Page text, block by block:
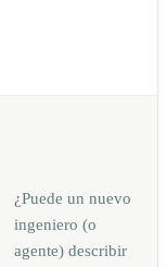
¿Puede un nuevo
ingeniero (o
agente) describir